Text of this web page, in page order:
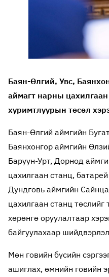
Баян-Өлгий, Увс,
аймагт нарны
хуримтлуурын төсөл
Баян-Өлгий аймгийн
Баянхонгор аймгийн
Баруун-Урт, Дорнод
цахилгаан станц,
Дундговь аймгийн
цахилгаан станц төслийг
хөрөнгө оруулалтаар
байгуулахаар
Мөн говийн бүсийн
ашиглах, өмнийн говийн